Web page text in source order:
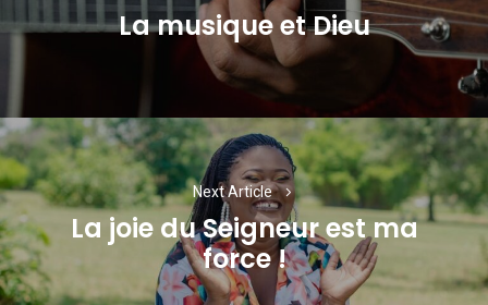
Previous
post:
La musique et Dieu
Next Article
Next
post:
La joie du Seigneur est ma
force !